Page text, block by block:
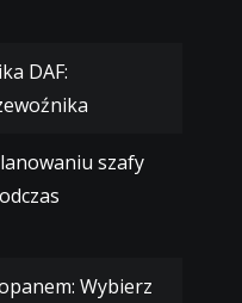
DAF:
szafy
Wybierz